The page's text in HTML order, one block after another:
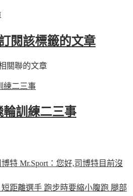
閱該標籤的文章
關聯的文章
訓練二三事
博特 Mr.Sport ：您好,司博特目前沒
短距離選手 跑步時要縮小腹跑 腿部